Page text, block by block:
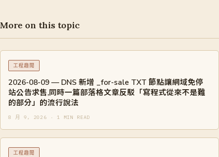
More on this topic
工程趣聞
2026-08-09 — DNS 新增 _for-sale TXT 節點讓網域免停
站公告求售,同時一篇部落格文章反駁「寫程式從來不是難
的部分」的流行說法
8 月 9, 2026 · 1 MIN READ
工程趣聞